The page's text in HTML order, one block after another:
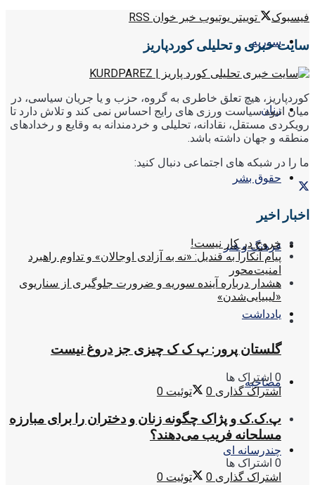
سوریه
زنان
حقوق بشر
فرهنگ و هنر
یادداشت
مصاحبه
چندرسانه ای
فیسبوک
توییتر یوتیوب خبر خوان RSS
سایت خبری و تحلیلی کوردپاریز
کوردپاریز، هیچ تعلق خاطری به گروه، حزب و یا جریان سیاسی، در
میان انبوه سیاست ورزی های رایج احساس نمی کند و تلاش دارد تا
رویکردی مستقل، نقادانه، تحلیلی و خردمندانه به وقایع و رخدادهای
منطقه و جهان داشته باشد.
ما را در شبکه های اجتماعی دنبال کنید:
اخبار اخیر
خروج در کار نیست!
پیام آنکارا به قندیل: «نه به آزادی اوجالان» و تداوم راهبرد
امنیت‌محور
هشدار درباره آینده سوریه و ضرورت جلوگیری از سناریوی
«لیبیایی‌شدن»
گلستان پرور: پ ک ک چیزی جز دروغ نیست
0 اشتراک ها
اشتراک گذاری 0 توئیت 0
پ.ک.ک و پژاک چگونه زنان و دختران را برای مبارزه
مسلحانه فریب می‌دهند؟
0 اشتراک ها
اشتراک گذاری 0 توئیت 0